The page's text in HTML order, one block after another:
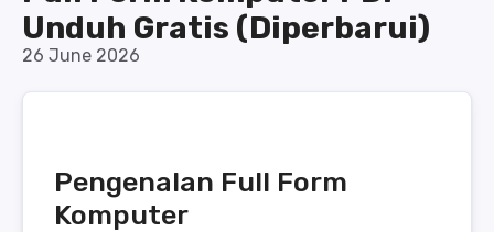
Unduh Gratis (Diperbarui)
26 June 2026
Pengenalan Full Form
Komputer